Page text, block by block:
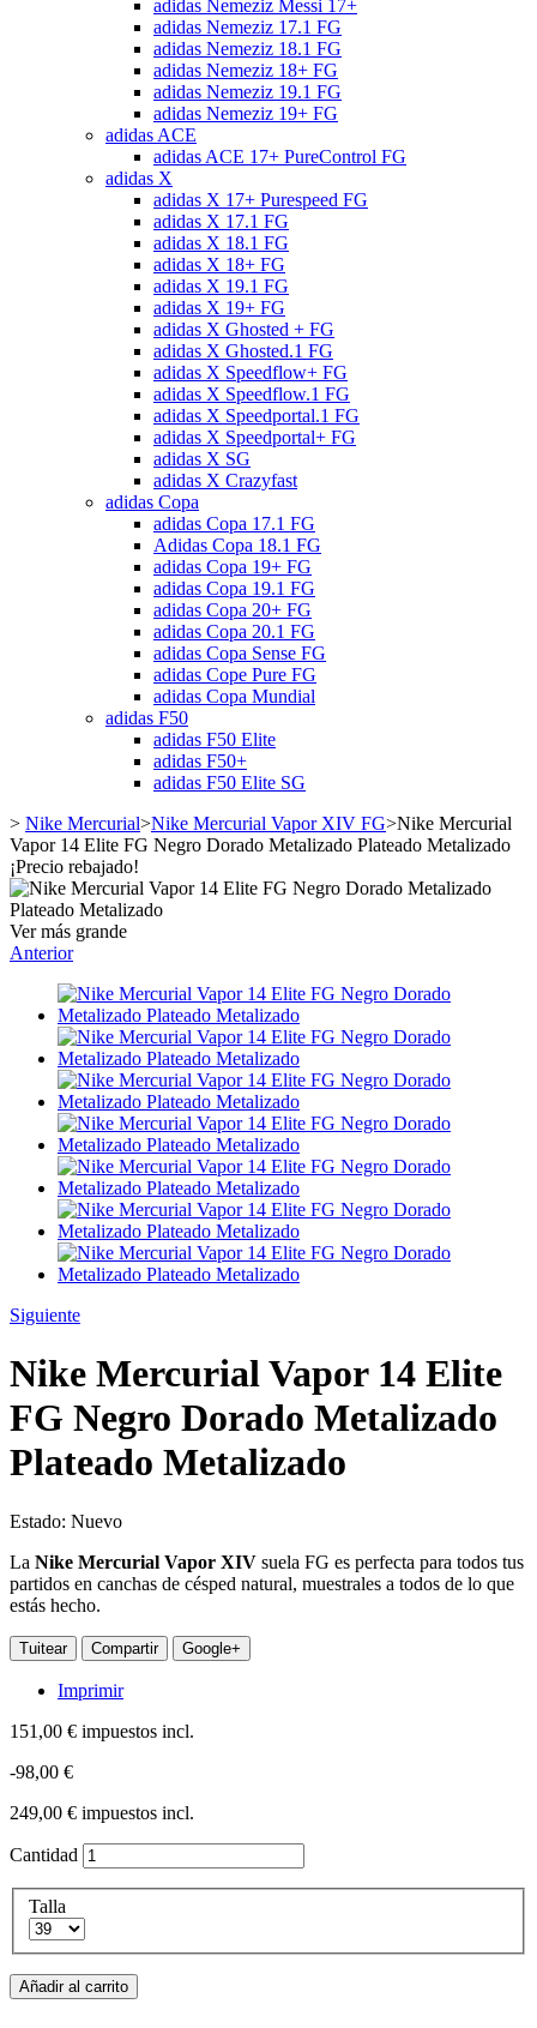
adidas Nemeziz Messi 17+
adidas Nemeziz 17.1 FG
adidas Nemeziz 18.1 FG
adidas Nemeziz 18+ FG
adidas Nemeziz 19.1 FG
adidas Nemeziz 19+ FG
adidas ACE
adidas ACE 17+ PureControl FG
adidas X
adidas X 17+ Purespeed FG
adidas X 17.1 FG
adidas X 18.1 FG
adidas X 18+ FG
adidas X 19.1 FG
adidas X 19+ FG
adidas X Ghosted + FG
adidas X Ghosted.1 FG
adidas X Speedflow+ FG
adidas X Speedflow.1 FG
adidas X Speedportal.1 FG
adidas X Speedportal+ FG
adidas X SG
adidas X Crazyfast
adidas Copa
adidas Copa 17.1 FG
Adidas Copa 18.1 FG
adidas Copa 19+ FG
adidas Copa 19.1 FG
adidas Copa 20+ FG
adidas Copa 20.1 FG
adidas Copa Sense FG
adidas Cope Pure FG
adidas Copa Mundial
adidas F50
adidas F50 Elite
adidas F50+
adidas F50 Elite SG
> Nike Mercurial>Nike Mercurial Vapor XIV FG>Nike Mercurial
Vapor 14 Elite FG Negro Dorado Metalizado Plateado Metalizado
¡Precio rebajado!
Ver más grande
Anterior
Siguiente
Nike Mercurial Vapor 14 Elite
FG Negro Dorado Metalizado
Plateado Metalizado
Estado: Nuevo
La Nike Mercurial Vapor XIV suela FG es perfecta para todos tus
partidos en canchas de césped natural, muestrales a todos de lo que
estás hecho.
Tuitear Compartir Google+
Imprimir
151,00 € impuestos incl.
-98,00 €
249,00 € impuestos incl.
Cantidad
Talla
Añadir al carrito